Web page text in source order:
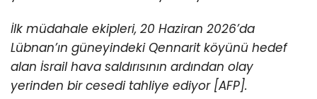
İlk müdahale ekipleri, 20 Haziran 2026’da
Lübnan’ın güneyindeki Qennarit köyünü hedef
alan İsrail hava saldırısının ardından olay
yerinden bir cesedi tahliye ediyor [AFP].